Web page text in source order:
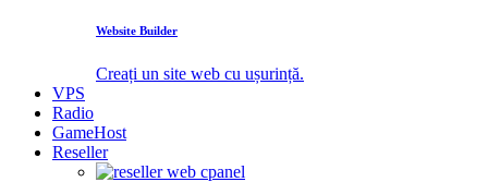
Website Builder
Creați un site web cu ușurință.
VPS
Radio
GameHost
Reseller